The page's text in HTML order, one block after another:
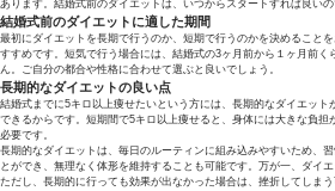
あります。結婚式前のダイエットは、いつからスタートすれば良いの
結婚式前のダイエットに適した期間
最初にダイエットを長期で行うのか、短期で行うのかを決めること
すすめです。短気で行う場合には、結婚式の3ヶ月前から１ヶ月前
ん。ご自分の都合や性格に合わせて選ぶと良いでしょう。
長期的なダイエットの良い点
結婚式までに5キロ以上痩せたいという方には、長期的なダイエッ
できるからです。短期間で5キロ以上痩せると、身体には大きな負
必要です。
長期的なダイエットは、毎日のルーティンに組み込みやすいため、
とができ、無理なく体形を維持することも可能です。万が一、ダイ
ただし、長期的に行っても効果が出なかった場合は、挫折してしま